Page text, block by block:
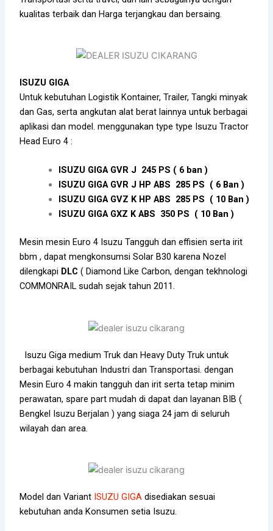
kualitas terbaik dan Harga terjangkau dan bersaing.
ISUZU GIGA
Untuk kebutuhan Logistik Kontainer, Trailer, Tangki minyak
dan Gas, serta angkutan alat berat lainnya untuk berbagai
aplikasi dan model. menggunakan type type Isuzu Tractor
Head Euro 4 :
ISUZU GIGAGVR J 245 PS ( 6 ban )
ISUZU GIGA GVR J HP ABS 285 PS ( 6 Ban )
ISUZU GIGA GVZ K HP ABS 285 PS ( 10 Ban )
ISUZU GIGA GXZ K ABS 350 PS ( 10 Ban )
Mesin mesin Euro 4 Isuzu Tangguh dan effisien serta irit
bbm , dapat mengkonsumsi Solar B30 karena Nozel
dilengkapi DLC ( Diamond Like Carbon, dengan tekhnologi
COMMONRAIL sudah sejak tahun 2011.
Isuzu Giga medium Truk dan Heavy Duty Truk untuk
berbagai kebutuhan Industri dan Transportasi. dengan
Mesin Euro 4 makin tangguh dan irit serta tetap minim
perawatan, spare part mudah di dapat dan layanan BIB (
Bengkel Isuzu Berjalan ) yang siaga 24 jam di seluruh
wilayah dan area.
Model dan Variant ISUZU GIGA disediakan sesuai
kebutuhan anda Konsumen setia Isuzu.